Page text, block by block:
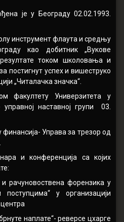
је у Београду 02.02.1993.
инструмент флаута и средњу
као добитник „Вукове
током школовања и
постигнут успех и вишеструко
„Читалачка значка“.
факултету Универзитета у
наставној групи 03.
Управа за трезор од
и конференција са којих
рачуновоствена форензика у
у организацији
наплате“- реверсе цхарге